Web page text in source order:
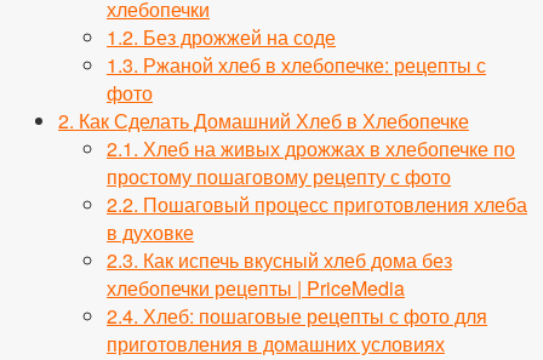
хлебопечки
1.2. Без дрожжей на соде
1.3. Ржаной хлеб в хлебопечке: рецепты с
фото
2. Как Сделать Домашний Хлеб в Хлебопечке
2.1. Хлеб на живых дрожжах в хлебопечке по
простому пошаговому рецепту с фото
2.2. Пошаговый процесс приготовления хлеба
в духовке
2.3. Как испечь вкусный хлеб дома без
хлебопечки рецепты | PriceMedia
2.4. Хлеб: пошаговые рецепты с фото для
приготовления в домашних условиях